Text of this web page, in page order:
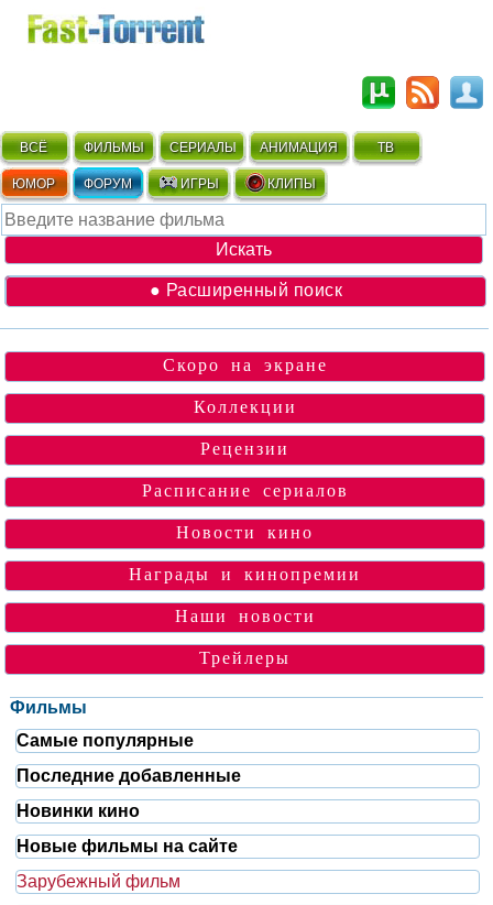
ВСЁ ФИЛЬМЫ СЕРИАЛЫ АНИМАЦИЯ ТВ
ЮМОР ФОРУМ ИГРЫ КЛИПЫ
● Расширенный поиск
Скоро на экране
Коллекции
Рецензии
Расписание сериалов
Новости кино
Награды и кинопремии
Наши новости
Трейлеры
Фильмы
Самые популярные
Последние добавленные
Новинки кино
Новые фильмы на сайте
Зарубежный фильм